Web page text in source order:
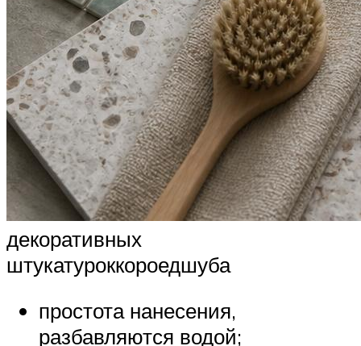
декоративных
штукатуроккороедшуба
простота нанесения,
разбавляются водой;